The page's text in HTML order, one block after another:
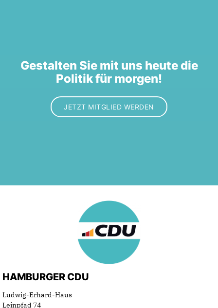
Gestalten Sie mit uns heute die
Politik für morgen!
JETZT MITGLIED WERDEN
HAMBURGER CDU
Ludwig-Erhard-Haus
Leinpfad 74